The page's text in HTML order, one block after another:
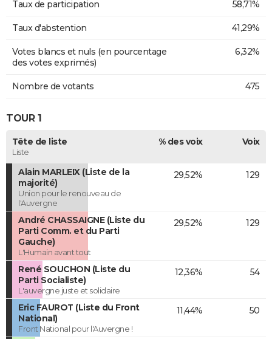
Taux de participation 58,71%
Taux d'abstention 41,29%
Votes blancs et nuls (en pourcentage
des votes exprimés)
6,32%
Nombre de votants 475
TOUR 1
Tête de liste
Liste
% des voix Voix
Alain MARLEIX (Liste de la
majorité)
Union pour le renouveau de
l'Auvergne
29,52% 129
André CHASSAIGNE (Liste du
Parti Comm. et du Parti
Gauche)
L'Humain avant tout
29,52% 129
René SOUCHON (Liste du
Parti Socialiste)
L'auvergne juste et solidaire
12,36% 54
Eric FAUROT (Liste du Front
National)
Front National pour l'Auvergne !
11,44% 50